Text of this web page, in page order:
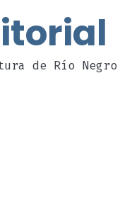
de Río Negro